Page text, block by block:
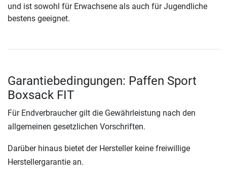
und ist sowohl für Erwachsene als auch für Jugendliche
bestens geeignet.
Garantiebedingungen: Paffen Sport
Boxsack FIT
Für Endverbraucher gilt die Gewährleistung nach den
allgemeinen gesetzlichen Vorschriften.
Darüber hinaus bietet der Hersteller keine freiwillige
Herstellergarantie an.